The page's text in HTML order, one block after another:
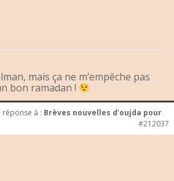
mais ça ne m’empêche pas
bon ramadan !
réponse à : Brèves nouvelles d’oujda pour
#212037